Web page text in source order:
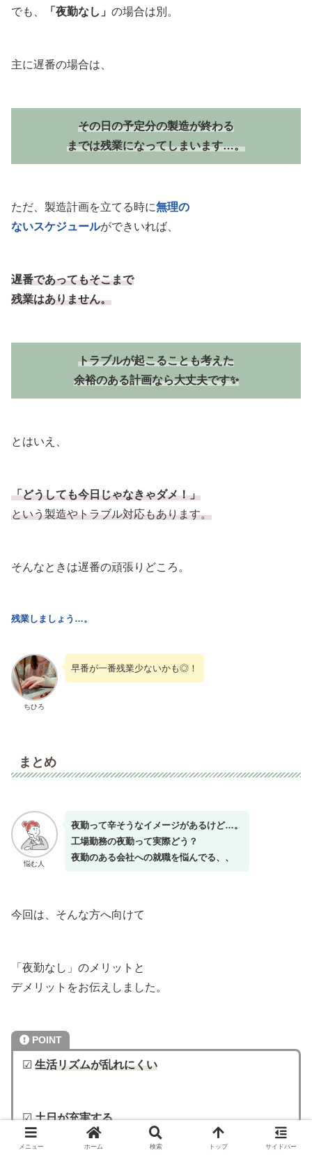
でも、 「夜勤なし」 の場合は別。
主に遅番の場合は、
その日の予定分の製造が終わる
までは残業になってしまいます…。
ただ、製造計画を立てる時に無理の
ないスケジュールができいれば、
遅番であってもそこまで
残業はありません。
トラブルが起こることも考えた
余裕のある計画なら大丈夫です✨
とはいえ、
「どうしても今日じゃなきゃダメ！」
という製造やトラブル対応もあります。
そんなときは遅番の頑張りどころ。
残業しましょう…。
ちひろ
早番が一番残業少ないかも◎！
まとめ
悩む人
夜勤って辛そうなイメージがあるけど…。
工場勤務の夜勤って実際どう？
夜勤のある会社への就職を悩んでる、、
今回は、そんな方へ向けて
「夜勤なし」のメリットと
デメリットをお伝えしました。
POINT
☑ 生活リズムが乱れにくい
☑土日が充実する
メニュー ホーム 検索 トップ サイドバー